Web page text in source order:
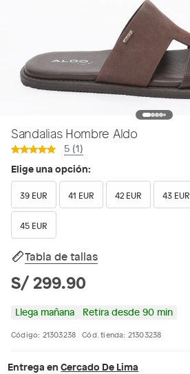
Sandalias Hombre Aldo
5 (1)
Elige una opción:
39 EUR 41 EUR 42 EUR 43 EUR
45 EUR
Tabla de tallas
S/ 299.90
Llega mañana Retira desde 90 min
Código: 21303238 Cód. tienda: 21303238
Entrega en Cercado De Lima